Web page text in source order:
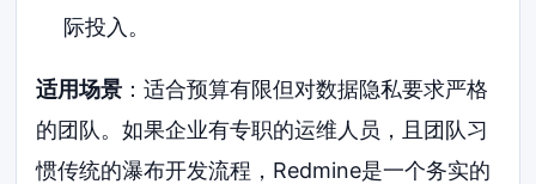
际投入。
适用场景 ：适合预算有限但对数据隐私要求严格
的团队。如果企业有专职的运维人员，且团队习
惯传统的瀑布开发流程，Redmine是一个务实的